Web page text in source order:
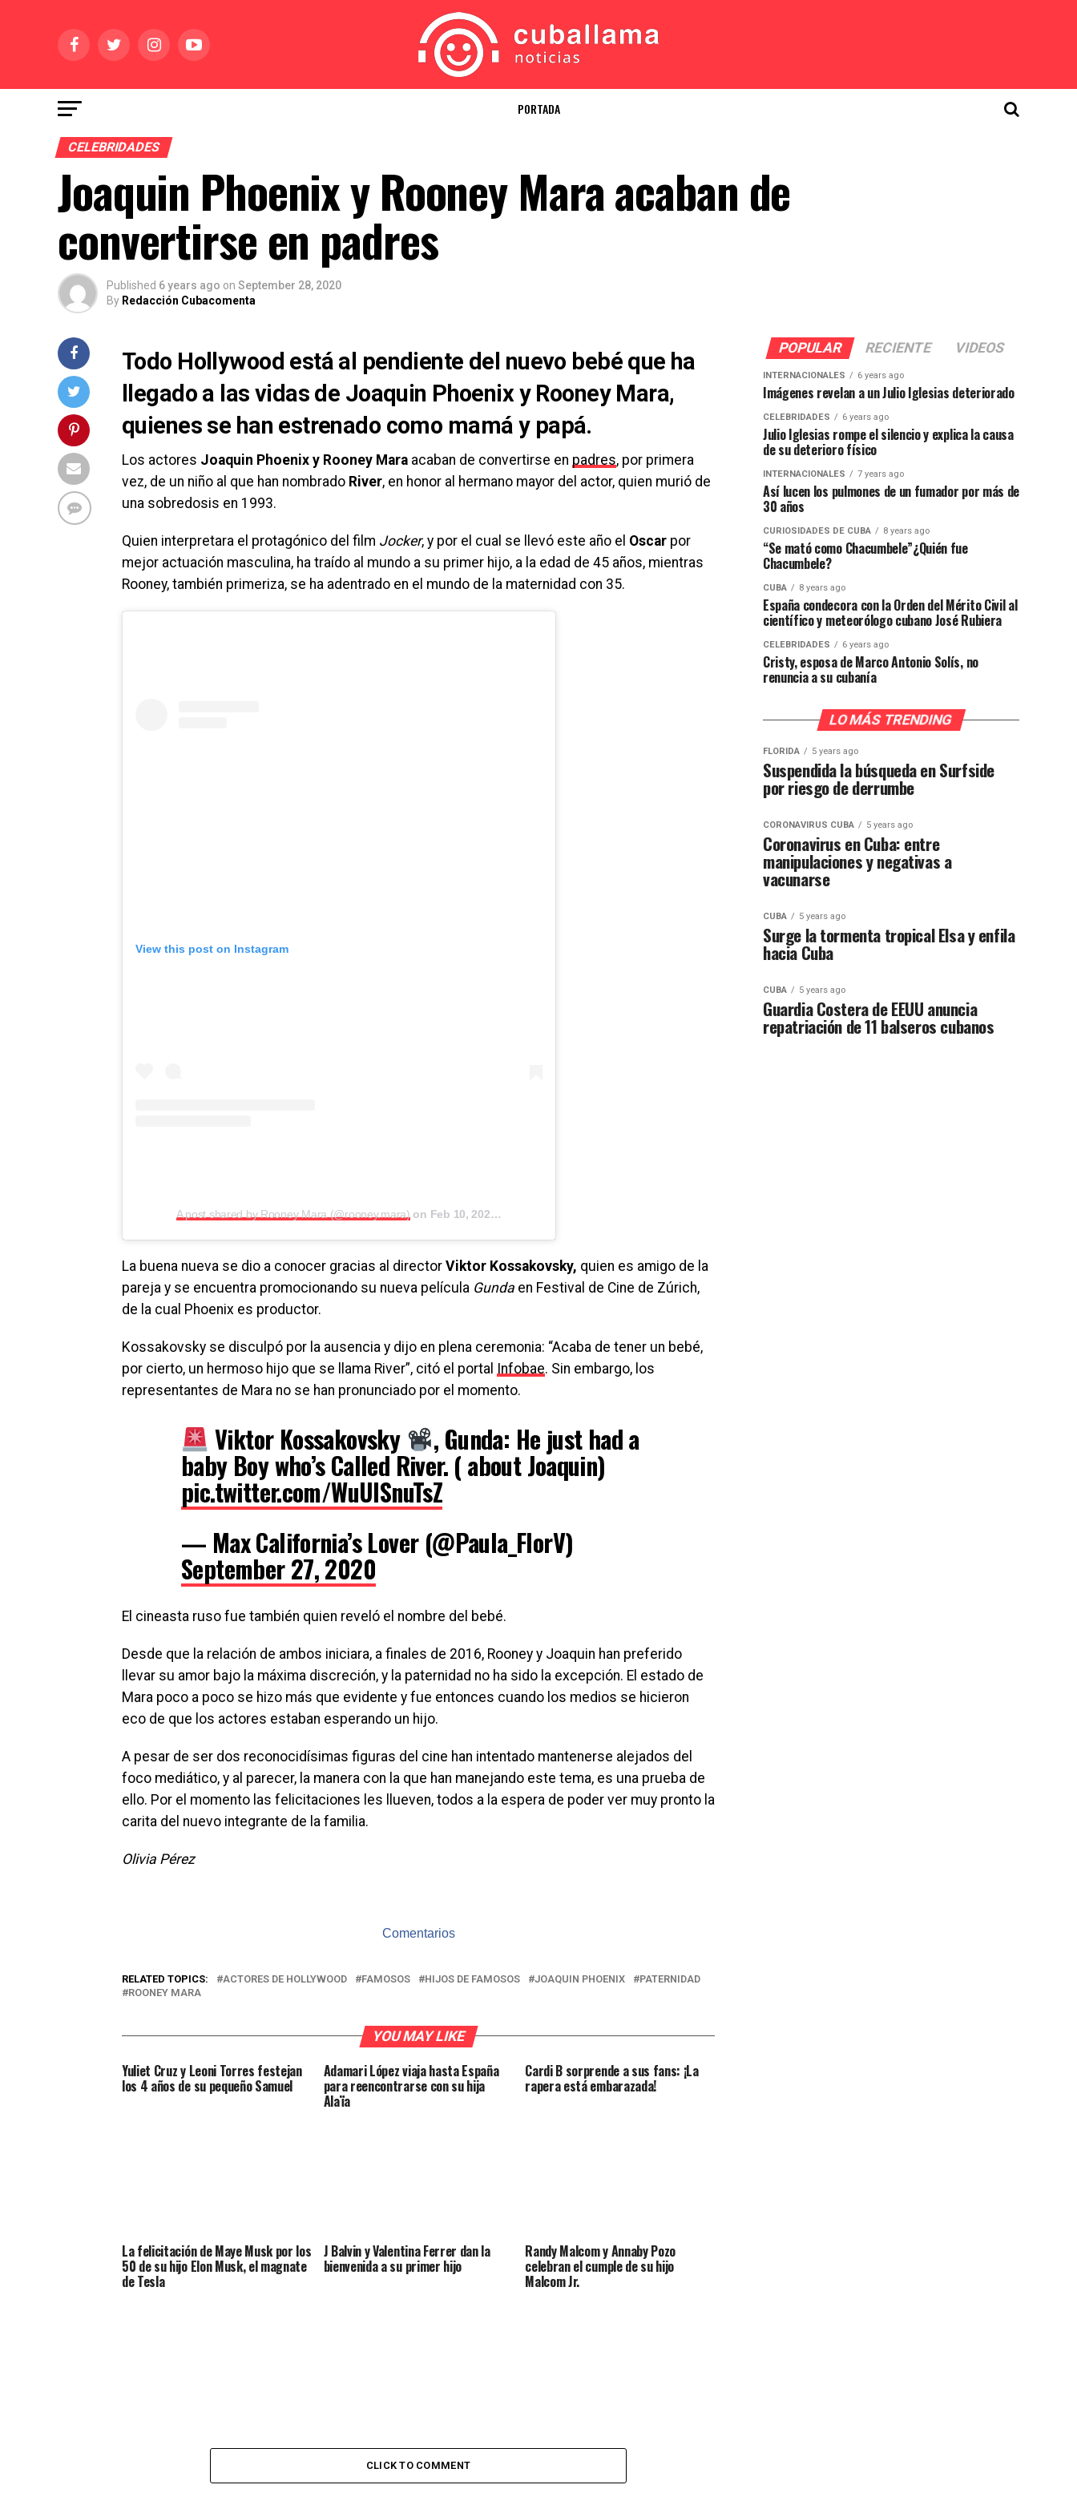
PORTADA
CELEBRIDADES
Joaquin Phoenix y Rooney Mara acaban de
convertirse en padres
Published 6 years ago on September 28, 2020
By Redacción Cubacomenta
Todo Hollywood está al pendiente del nuevo bebé que ha
llegado a las vidas de Joaquin Phoenix y Rooney Mara,
quienes se han estrenado como mamá y papá.
Los actores Joaquin Phoenix y Rooney Mara acaban de convertirse en padres, por primera
vez, de un niño al que han nombrado River, en honor al hermano mayor del actor, quien murió de
una sobredosis en 1993.
Quien interpretara el protagónico del film Jocker, y por el cual se llevó este año el Oscar por
mejor actuación masculina, ha traído al mundo a su primer hijo, a la edad de 45 años, mientras
Rooney, también primeriza, se ha adentrado en el mundo de la maternidad con 35.
View this post on Instagram
A post shared by Rooney Mara (@rooney.mara) on Feb 10, 2020 at 6:35am PST
La buena nueva se dio a conocer gracias al director Viktor Kossakovsky, quien es amigo de la
pareja y se encuentra promocionando su nueva película Gunda en Festival de Cine de Zúrich,
de la cual Phoenix es productor.
Kossakovsky se disculpó por la ausencia y dijo en plena ceremonia: “Acaba de tener un bebé,
por cierto, un hermoso hijo que se llama River”, citó el portal Infobae. Sin embargo, los
representantes de Mara no se han pronunciado por el momento.
Viktor Kossakovsky , Gunda: He just had a
baby Boy who’s Called River. ( about Joaquin)
pic.twitter.com/WuUISnuTsZ
— Max California’s Lover (@Paula_FlorV)
September 27, 2020
El cineasta ruso fue también quien reveló el nombre del bebé.
Desde que la relación de ambos iniciara, a finales de 2016, Rooney y Joaquin han preferido
llevar su amor bajo la máxima discreción, y la paternidad no ha sido la excepción. El estado de
Mara poco a poco se hizo más que evidente y fue entonces cuando los medios se hicieron
eco de que los actores estaban esperando un hijo.
A pesar de ser dos reconocidísimas figuras del cine han intentado mantenerse alejados del
foco mediático, y al parecer, la manera con la que han manejando este tema, es una prueba de
ello. Por el momento las felicitaciones les llueven, todos a la espera de poder ver muy pronto la
carita del nuevo integrante de la familia.
Olivia Pérez
Comentarios
RELATED TOPICS: ACTORES DE HOLLYWOOD FAMOSOS HIJOS DE FAMOSOS JOAQUIN PHOENIX
PATERNIDAD
ROONEY MARA
YOU MAY LIKE
Yuliet Cruz y Leoni Torres festejan
los 4 años de su pequeño Samuel
Adamari López viaja hasta España
para reencontrarse con su hija
Alaïa
Cardi B sorprende a sus fans: ¡La
rapera está embarazada!
La felicitación de Maye Musk por los
50 de su hijo Elon Musk, el magnate
de Tesla
J Balvin y Valentina Ferrer dan la
bienvenida a su primer hijo
Randy Malcom y Annaby Pozo
celebran el cumple de su hijo
Malcom Jr.
CLICK TO COMMENT
POPULAR RECIENTE VIDEOS
INTERNACIONALES 6 years ago
Imágenes revelan a un Julio Iglesias deteriorado
CELEBRIDADES 6 years ago
Julio Iglesias rompe el silencio y explica la causa
de su deterioro físico
INTERNACIONALES 7 years ago
Así lucen los pulmones de un fumador por más de
30 años
CURIOSIDADES DE CUBA 8 years ago
“Se mató como Chacumbele”¿Quién fue
Chacumbele?
CUBA 8 years ago
España condecora con la Orden del Mérito Civil al
científico y meteorólogo cubano José Rubiera
CELEBRIDADES 6 years ago
Cristy, esposa de Marco Antonio Solís, no
renuncia a su cubanía
LO MÁS TRENDING
FLORIDA 5 years ago
Suspendida la búsqueda en Surfside
por riesgo de derrumbe
CORONAVIRUS CUBA 5 years ago
Coronavirus en Cuba: entre
manipulaciones y negativas a
vacunarse
CUBA 5 years ago
Surge la tormenta tropical Elsa y enfila
hacia Cuba
CUBA 5 years ago
Guardia Costera de EEUU anuncia
repatriación de 11 balseros cubanos